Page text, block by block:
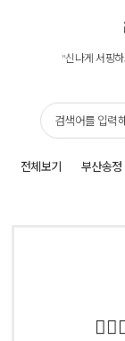
"신나게 서핑
전체보기 부산송정